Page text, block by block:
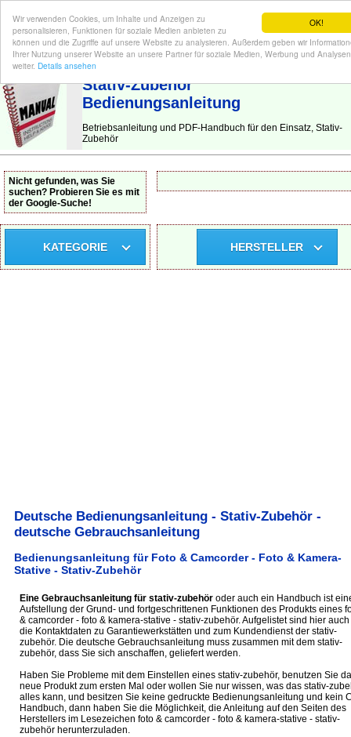
OK!
Wir verwenden Cookies, um Inhalte und Anzeigen zu
personalisieren, Funktionen für soziale Medien anbieten zu
können und die Zugriffe auf unsere Website zu analysieren. Außerdem geben wir
Ihrer Nutzung unserer Website an unsere Partner für soziale Medien, Werbung und Analysen
weiter. Details ansehen
BEDIENUNGSANLEITUNG | Hier finden Sie die deutsche Anleitung!
Stativ-Zubehör
Bedienungsanleitung
Betriebsanleitung und PDF-Handbuch für den Einsatz, Stativ-
Zubehör
Nicht gefunden, was Sie
suchen? Probieren Sie es mit
der Google-Suche!
KATEGORIE HERSTELLER
Deutsche Bedienungsanleitung - Stativ-Zubehör -
deutsche Gebrauchsanleitung
Bedienungsanleitung für Foto & Camcorder - Foto & Kamera-
Stative - Stativ-Zubehör
Eine Gebrauchsanleitung für stativ-zubehöroder auch ein Handbuch ist
Aufstellung der Grund- und fortgeschrittenen Funktionen des Produkts eines
& camcorder - foto & kamera-stative - stativ-zubehör. Aufgelistet sind hier auch
die Kontaktdaten zu Garantiewerkstätten und zum Kundendienst der stativ-
zubehör. Die deutsche Gebrauchsanleitung muss zusammen mit dem stativ-
zubehör, dass Sie sich anschaffen, geliefert werden.
Haben Sie Probleme mit dem Einstellen eines stativ-zubehör, benutzen Sie
neue Produkt zum ersten Mal oder wollen Sie nur wissen, was das stativ-
alles kann, und besitzen Sie keine gedruckte Bedienungsanleitung und kein
Handbuch, dann haben Sie die Möglichkeit, die Anleitung auf den Seiten des
Herstellers im Lesezeichen foto & camcorder - foto & kamera-stative - stativ-
zubehör herunterzuladen.